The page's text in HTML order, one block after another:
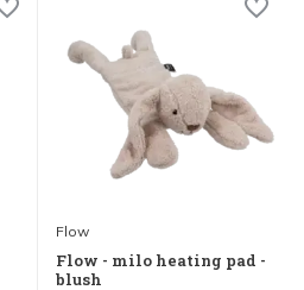
Flow
Flow - milo heating pad -
blush